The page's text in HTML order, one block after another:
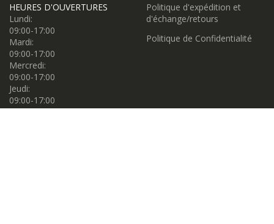
HEURES D'OUVERTURES
Lundi:
09:00-17:00
Mardi:
09:00-17:00
Mercredi:
09:00-17:00
Jeudi:
09:00-17:00
Vendredi:
Politique d'expédition et
d'échange/retours
Politique de Confidentialité